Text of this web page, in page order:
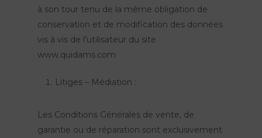
à son tour tenu de la même obligation de
conservation et de modification des données
vis à vis de l’utilisateur du site
www.quidams.com
Litiges – Médiation :
Les Conditions Générales de vente, de
garantie ou de réparation sont exclusivement